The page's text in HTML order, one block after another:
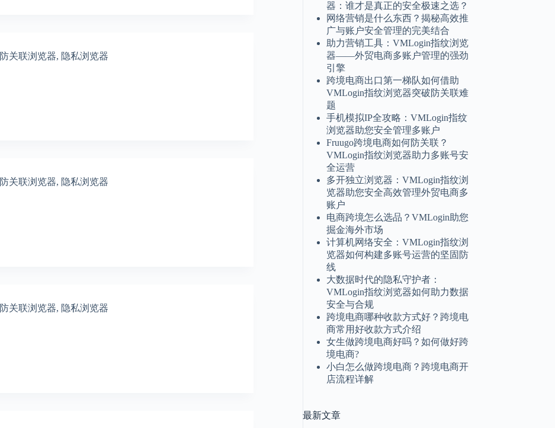
防关联浏览器, 隐私浏览器
防关联浏览器, 隐私浏览器
防关联浏览器, 隐私浏览器
器：谁才是真正的安全极速之选？
网络营销是什么东西？揭秘高效推
广与账户安全管理的完美结合
助力营销工具：VMLogin指纹浏览
器——外贸电商多账户管理的强劲
引擎
跨境电商出口第一梯队如何借助
VMLogin指纹浏览器突破防关联难
题
手机模拟IP全攻略：VMLogin指纹
浏览器助您安全管理多账户
Fruugo跨境电商如何防关联？
VMLogin指纹浏览器助力多账号安
全运营
多开独立浏览器：VMLogin指纹浏
览器助您安全高效管理外贸电商多
账户
电商跨境怎么选品？VMLogin助您
掘金海外市场
计算机网络安全：VMLogin指纹浏
览器如何构建多账号运营的坚固防
线
大数据时代的隐私守护者：
VMLogin指纹浏览器如何助力数据
安全与合规
跨境电商哪种收款方式好？跨境电
商常用好收款方式介绍
女生做跨境电商好吗？如何做好跨
境电商?
小白怎么做跨境电商？跨境电商开
店流程详解
最新文章